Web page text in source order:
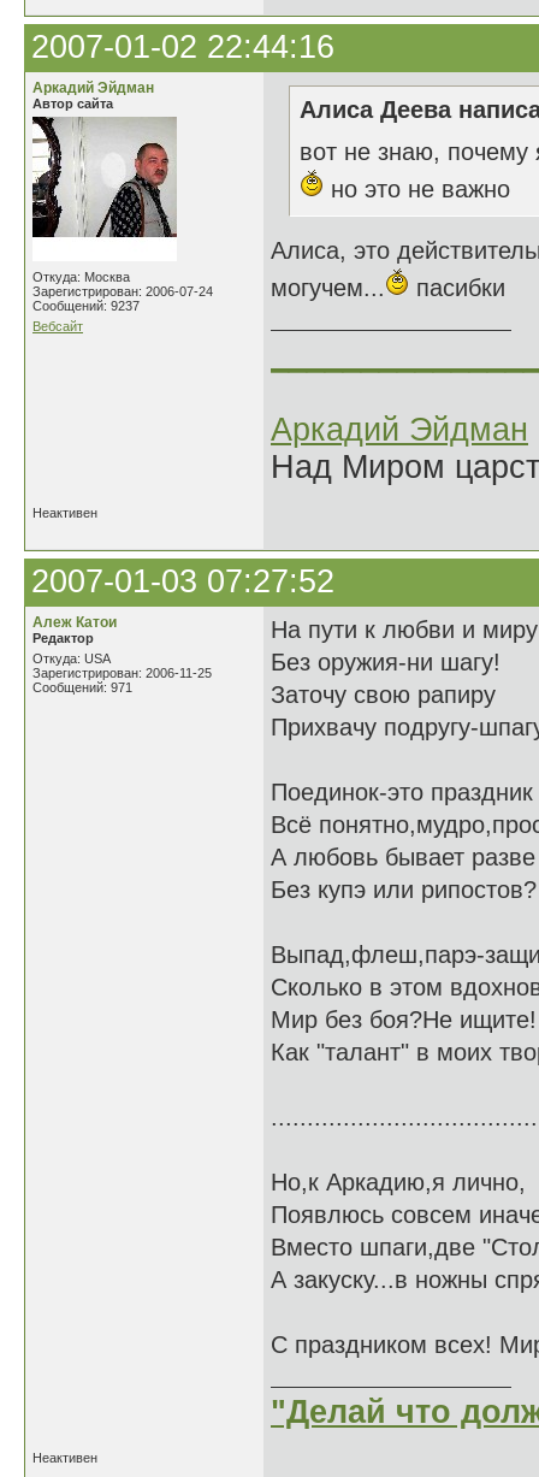
2007-01-02 22:44:16
Аркадий Эйдман
Автор сайта
Откуда: Москва
Зарегистрирован: 2006-07-24
Сообщений: 9237
Вебсайт
Алиса Деева
вот не знаю,
но это не важно
Алиса, это
могучем...
пасибки
Аркадий Эйдман
Над Миром
Неактивен
2007-01-03 07:27:52
Алеж Катои
Редактор
Откуда: USA
Зарегистрирован: 2006-11-25
Сообщений: 971
На пути к любви и миру
Без оружия-ни шагу!
Заточу свою рапиру
Прихвачу подругу-
Поединок-это праздник
Всё
А любовь бывает разве
Без купэ или рипостов?
Выпад,флеш,парэ-
Сколько в этом
Мир без боя?Не ищите!
Как "талант" в моих
Но,к Аркадию,я лично,
Появлюсь совсем
Вместо шпаги,две
А закуску...в ножны
С праздником всех!
"Делай что
Неактивен